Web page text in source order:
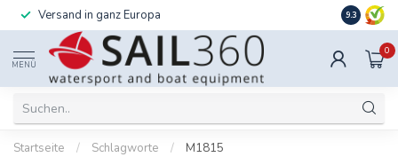
Versand in ganz Europa 9.3
MENÜ
0
Startseite / Schlagworte / M1815